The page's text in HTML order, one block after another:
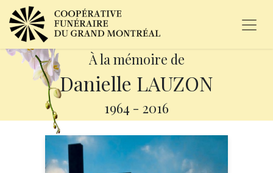
À la mémoire de
Danielle LAUZON
1964 - 2016